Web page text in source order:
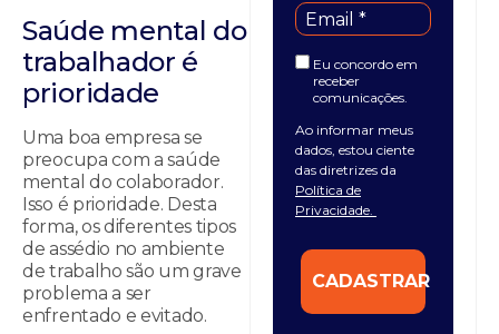
Saúde mental do
trabalhador é
prioridade
Uma boa empresa se
preocupa com a saúde
mental do colaborador.
Isso é prioridade. Desta
forma, os diferentes tipos
de assédio no ambiente
de trabalho são um grave
problema a ser
enfrentado e evitado.
Eu concordo em
receber
comunicações.
Ao informar meus
dados, estou ciente
das diretrizes da
Política de
Privacidade.
CADASTRAR